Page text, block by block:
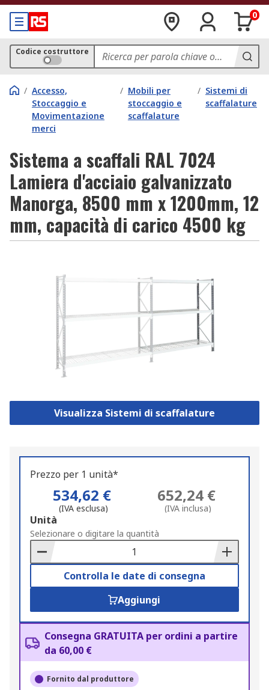
0
Codice costruttore
/ Accesso,
Stoccaggio e
Movimentazione
merci
/ Mobili per
stoccaggio e
scaffalature
/ Sistemi di
scaffalature
Sistema a scaffali RAL 7024
Lamiera d'acciaio galvanizzato
Manorga, 8500 mm x 1200mm, 12
mm, capacità di carico 4500 kg
Visualizza Sistemi di scaffalature
Prezzo per 1 unità*
534,62 €
(IVA esclusa)
652,24 €
(IVA inclusa)
Add
to
Basket
Unità
Selezionare o digitare la quantità
Controlla le date di consegna
Aggiungi
Consegna GRATUITA per ordini a partire
da 60,00 €
Fornito dal produttore